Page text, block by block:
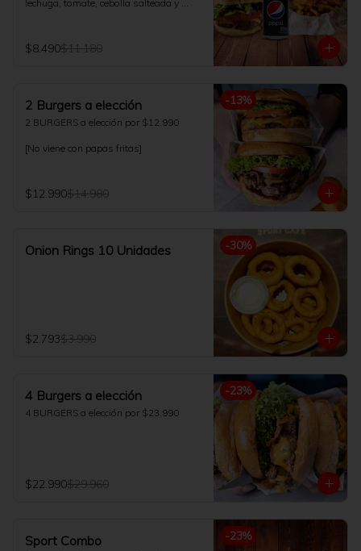
lechuga, tomate, cebolla salteada y
elección.
$8.490$11.180
-13%
2 Burgers a elección
2 BURGERS a elección por $12.990
[No viene con papas fritas]
$12.990$14.980
-30%
Onion Rings 10 Unidades
$2.793$3.990
-23%
4 Burgers a elección
4 BURGERS a elección por $23.990
$22.990$29.960
-23%
Sport Combo